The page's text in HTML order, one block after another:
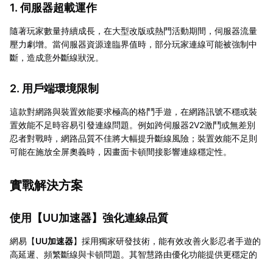
1. 伺服器超載運作
隨著玩家數量持續成長，在大型改版或熱門活動期間，伺服器流量
壓力劇增。當伺服器資源達臨界值時，部分玩家連線可能被強制中
斷，造成意外斷線狀況。
2. 用戶端環境限制
這款對網路與裝置效能要求極高的格鬥手遊，在網路訊號不穩或裝
置效能不足時容易引發連線問題。例如跨伺服器2V2激鬥或無差別
忍者對戰時，網路品質不佳將大幅提升斷線風險；裝置效能不足則
可能在施放全屏奧義時，因畫面卡頓間接影響連線穩定性。
實戰解決方案
使用【UU加速器】強化連線品質
網易【UU加速器】採用獨家研發技術，能有效改善火影忍者手遊的
高延遲、頻繁斷線與卡頓問題。其智慧路由優化功能提供更穩定的